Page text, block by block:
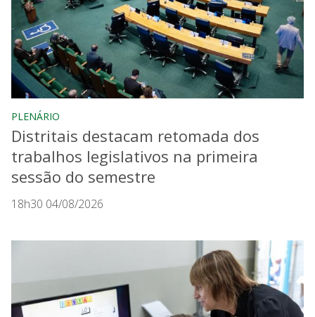
PLENÁRIO
Distritais destacam retomada dos
trabalhos legislativos na primeira
sessão do semestre
18h30 04/08/2026